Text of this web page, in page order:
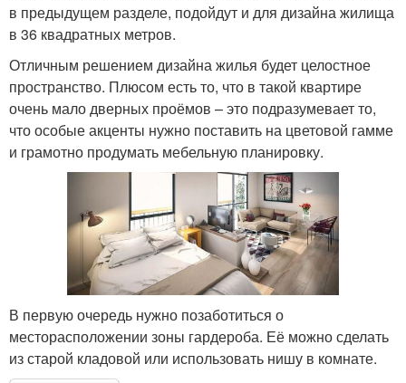
в предыдущем разделе, подойдут и для дизайна жилища
в 36 квадратных метров.
Отличным решением дизайна жилья будет целостное
пространство. Плюсом есть то, что в такой квартире
очень мало дверных проёмов – это подразумевает то,
что особые акценты нужно поставить на цветовой гамме
и грамотно продумать мебельную планировку.
В первую очередь нужно позаботиться о
месторасположении зоны гардероба. Её можно сделать
из старой кладовой или использовать нишу в комнате.